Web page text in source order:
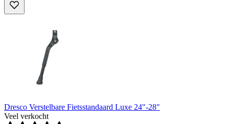
Dresco Verstelbare Fietsstandaard Luxe 24"-28"
Veel verkocht